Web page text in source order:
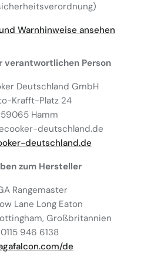
Warnhinweise ansehen
verantwortlichen Person
Deutschland GmbH
Krafft-Platz 24
59065 Hamm
deutschland.de
deutschland.de
zum Hersteller
Rangemaster
Lane Long Eaton
Großbritannien
0115 946 6138
de